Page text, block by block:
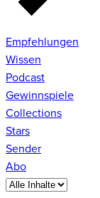
Empfehlungen
Wissen
Podcast
Gewinnspiele
Collections
Stars
Sender
Abo